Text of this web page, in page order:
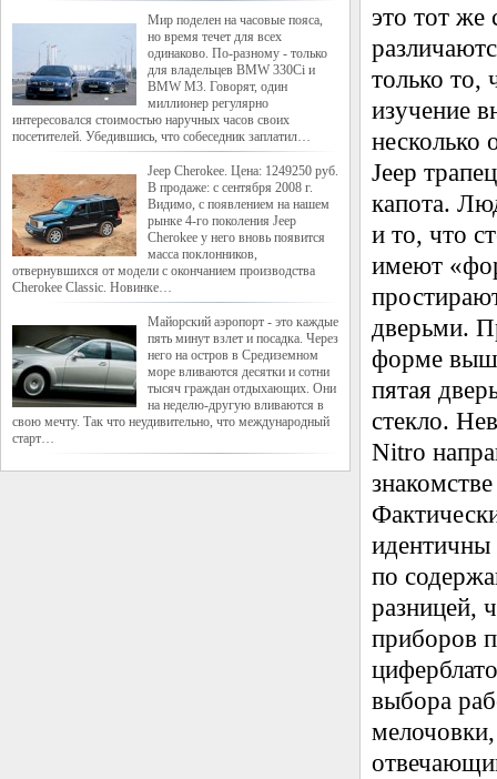
это тот же
только то,
изучение
несколько
Jeep
капота.
и то, что
имеют
дверьми.
форме
пятая
стекло.
Nitro
идентичны
по
разницей,
приборов
выбора
Мир поделен на часовые пояса,
но время течет для всех
одинаково. По-разному - только
для владельцев BMW 330Ci и
BMW M3. Говорят, один
миллионер регулярно
интересовался стоимостью наручных часов своих
посетителей. Убедившись, что собеседник заплатил…
Jeep Cherokee. Цена: 1249250 руб.
В продаже: c сентября 2008 г.
Видимо, с появлением на нашем
рынке 4-го поколения Jeep
Cherokee у него вновь появится
масса поклонников,
отвернувшихся от модели с окончанием производства
Cherokee Classic. Новинке…
Майорский аэропорт - это каждые
пять минут взлет и посадка. Через
него на остров в Средиземном
море вливаются десятки и сотни
тысяч граждан отдыхающих. Они
на неделю-другую вливаются в
свою мечту. Так что неудивительно, что международный
старт…